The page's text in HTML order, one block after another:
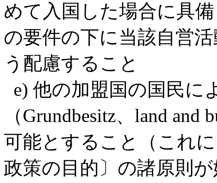
めて入国した場合に具
の要件の下に当該自営
う配慮すること
e) 他の加盟国の国民に
（Grundbesitz、land
可能とすること（これ
政策の目的〕の諸原則